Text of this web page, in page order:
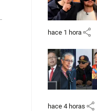
hace 1 hora share
hace 4 horas share